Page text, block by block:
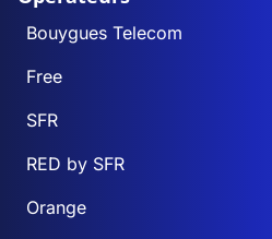
Bouygues Telecom
Free
SFR
RED by SFR
Orange